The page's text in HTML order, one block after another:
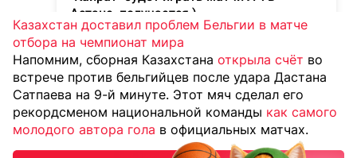
Казахстан доставил проблем Бельгии в матче
отбора на чемпионат мира
Напомним, сборная Казахстана открыла счёт во
встрече против бельгийцев после удара Дастана
Сатпаева на 9-й минуте. Этот мяч сделал его
рекордсменом национальной команды как самого
молодого автора гола в официальных матчах.